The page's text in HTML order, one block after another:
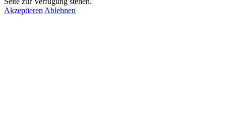
AkzeptierenAblehnen